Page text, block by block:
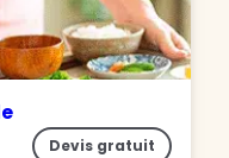
Devis gratuit